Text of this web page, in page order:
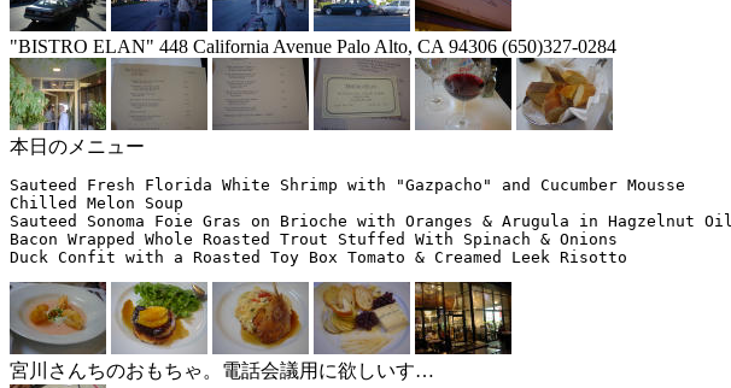
"BISTRO ELAN" 448 California Avenue Palo Alto, CA 94306 (650)327-0284
本日のメニュー
Sauteed Fresh Florida White Shrimp with "Gazpacho" and Cucumber Mousse
Chilled Melon Soup
Sauteed Sonoma Foie Gras on Brioche with Oranges & Arugula in Hagzelnut Oil
Bacon Wrapped Whole Roasted Trout Stuffed With Spinach & Onions
宮川さんちのおもちゃ。電話会議用に欲しいす…